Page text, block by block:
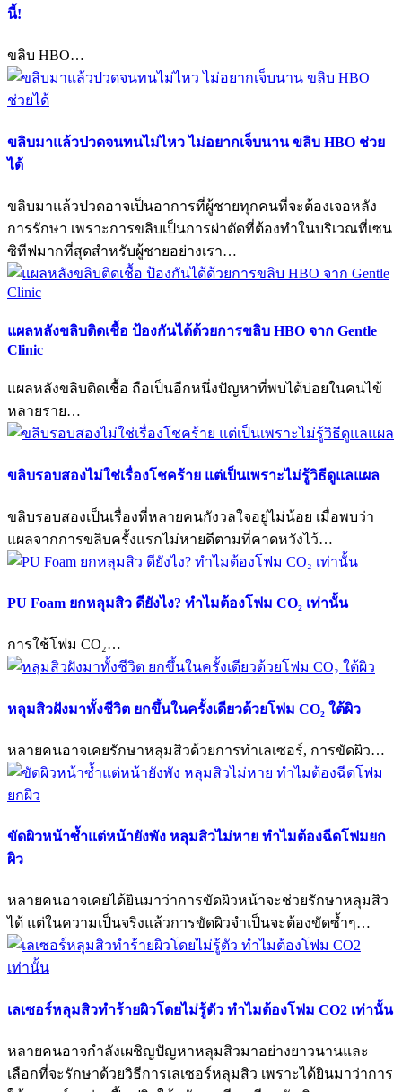
นี้!
ขลิบ HBO…
ขลิบมาแล้วปวดจนทนไม่ไหว ไม่อยากเจ็บนาน ขลิบ HBO ช่วย
ได้
ขลิบมาแล้วปวดอาจเป็นอาการที่ผู้ชายทุกคนที่จะต้องเจอหลัง
การรักษา เพราะการขลิบเป็นการผ่าตัดที่ต้องทำในบริเวณที่เซน
ซิทีฟมากที่สุดสำหรับผู้ชายอย่างเรา…
แผลหลังขลิบติดเชื้อ ป้องกันได้ด้วยการขลิบ HBO จาก Gentle
Clinic
แผลหลังขลิบติดเชื้อ ถือเป็นอีกหนึ่งปัญหาที่พบได้บ่อยในคนไข้
หลายราย…
ขลิบรอบสองไม่ใช่เรื่องโชคร้าย แต่เป็นเพราะไม่รู้วิธีดูแลแผล
ขลิบรอบสองเป็นเรื่องที่หลายคนกังวลใจอยู่ไม่น้อย เมื่อพบว่า
แผลจากการขลิบครั้งแรกไม่หายดีตามที่คาดหวังไว้…
PU Foam ยกหลุมสิว ดียังไง? ทำไมต้องโฟม CO₂ เท่านั้น
การใช้โฟม CO₂…
หลุมสิวฝังมาทั้งชีวิต ยกขึ้นในครั้งเดียวด้วยโฟม CO₂ ใต้ผิว
หลายคนอาจเคยรักษาหลุมสิวด้วยการทำเลเซอร์, การขัดผิว…
ขัดผิวหน้าซ้ำแต่หน้ายังพัง หลุมสิวไม่หาย ทำไมต้องฉีดโฟมยก
ผิว
หลายคนอาจเคยได้ยินมาว่าการขัดผิวหน้าจะช่วยรักษาหลุมสิว
ได้ แต่ในความเป็นจริงแล้วการขัดผิวจำเป็นจะต้องขัดซ้ำๆ…
เลเซอร์หลุมสิวทำร้ายผิวโดยไม่รู้ตัว ทำไมต้องโฟม CO2 เท่านั้น
หลายคนอาจกำลังเผชิญปัญหาหลุมสิวมาอย่างยาวนานและ
เลือกที่จะรักษาด้วยวิธีการเลเซอร์หลุมสิว เพราะได้ยินมาว่าการ